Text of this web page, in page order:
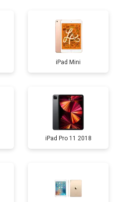
платы
Home
iPad Mini
iPad Pro 11 2018